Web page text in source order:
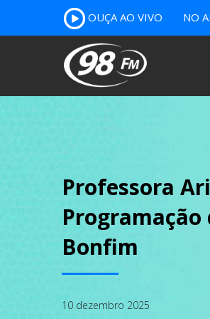
OUÇA AO VIVO NO
Professora
Bonfim
10 dezembro 2025